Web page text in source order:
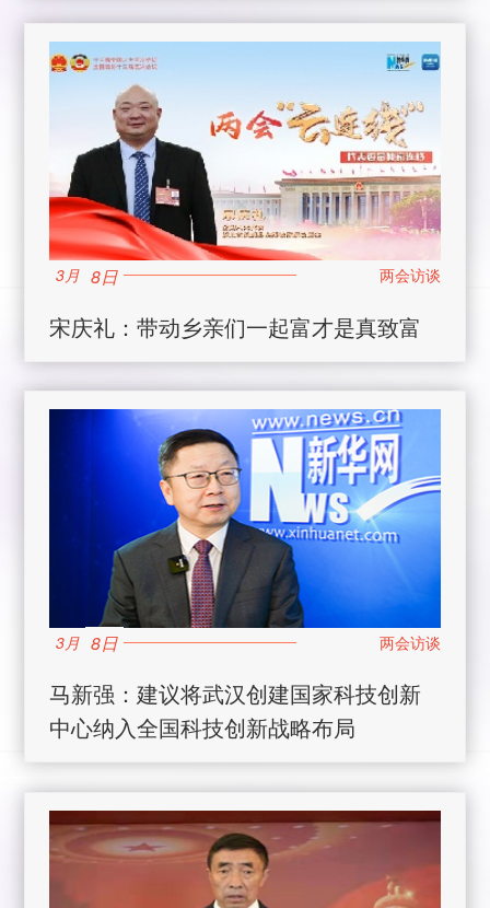
8日
3月
宋庆礼：带动乡亲们一起富才是真致富
8日
3月
马新强：建议将武汉创建国家科技创新
中心纳入全国科技创新战略布局